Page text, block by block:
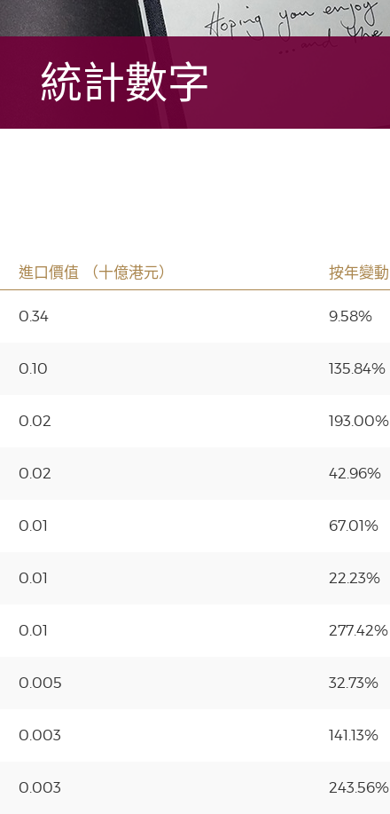
統計數字
進口價值 （十億港元） 按年變動
0.34 9.58%
0.10 135.84%
0.02 193.00%
0.02 42.96%
0.01 67.01%
0.01 22.23%
0.01 277.42%
0.005 32.73%
0.003 141.13%
0.003 243.56%